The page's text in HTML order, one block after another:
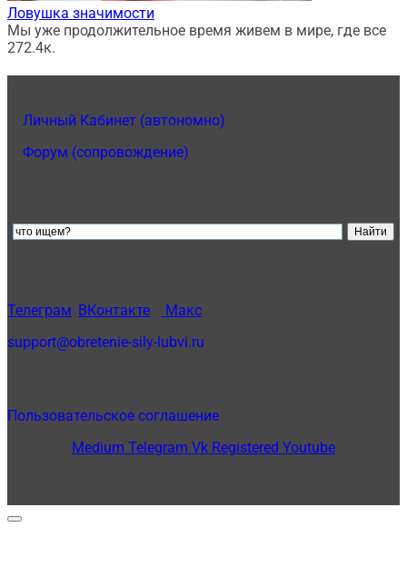
Ловушка значимости
Мы уже продолжительное время живем в мире, где все
272.4к.
Личный Кабинет (автономно)
Форум (сопровождение)
Телеграм ВКонтакте
Макс
support@obretenie-sily-lubvi.ru
Пользовательское соглашение
Medium Telegram Vk Registered Youtube